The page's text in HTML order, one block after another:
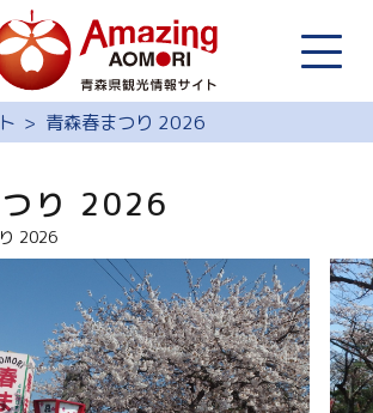
青森春まつり 2026
り 2026
2026